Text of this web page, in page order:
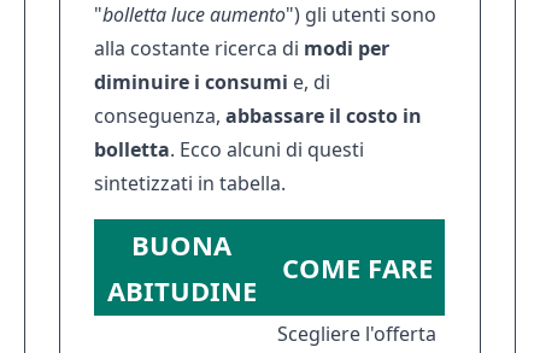
"bolletta luce aumento") gli utenti sono
alla costante ricerca di modi per
diminuire i consumi e, di
conseguenza, abbassare il costo in
bolletta. Ecco alcuni di questi
sintetizzati in tabella.
BUONA
ABITUDINE
COME FARE
Scegliere l'offerta